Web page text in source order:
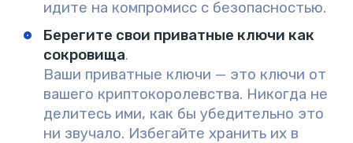
идите на компромисс с безопасностью.
Берегите свои приватные ключи как
сокровища.
Ваши приватные ключи — это ключи от
вашего криптокоролевства. Никогда не
делитесь ими, как бы убедительно это
ни звучало. Избегайте хранить их в